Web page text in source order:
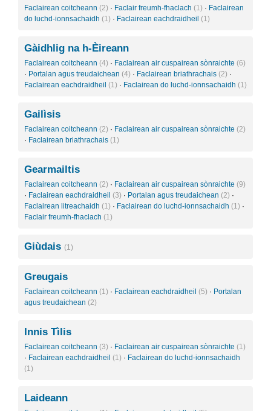
Faclairean coitcheann (2) · Faclair freumh-fhaclach (1) · Faclairean
do luchd-ionnsachaidh (1) · Faclairean eachdraidheil (1)
Gàidhlig na h-Èireann
Faclairean coitcheann (4) · Faclairean air cuspairean sònraichte (6)
· Portalan agus treudaichean (4) · Faclairean briathrachais (2) ·
Faclairean eachdraidheil (1) · Faclairean do luchd-ionnsachaidh (1)
Gailìsis
Faclairean coitcheann (2) · Faclairean air cuspairean sònraichte (2)
· Faclairean briathrachais (1)
Gearmailtis
Faclairean coitcheann (2) · Faclairean air cuspairean sònraichte (9)
· Faclairean eachdraidheil (3) · Portalan agus treudaichean (2) ·
Faclairean litreachaidh (1) · Faclairean do luchd-ionnsachaidh (1) ·
Faclair freumh-fhaclach (1)
Giùdais (1)
Greugais
Faclairean coitcheann (1) · Faclairean eachdraidheil (5) · Portalan
agus treudaichean (2)
Innis Tìlis
Faclairean coitcheann (3) · Faclairean air cuspairean sònraichte (1)
· Faclairean eachdraidheil (1) · Faclairean do luchd-ionnsachaidh
(1)
Laideann